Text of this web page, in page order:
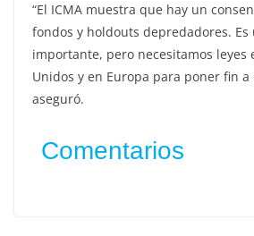
“El ICMA muestra que hay un
fondos y holdouts depredadores. Es
importante, pero necesitamos leyes
Unidos y en Europa para poner fin a
aseguró.
Comentarios